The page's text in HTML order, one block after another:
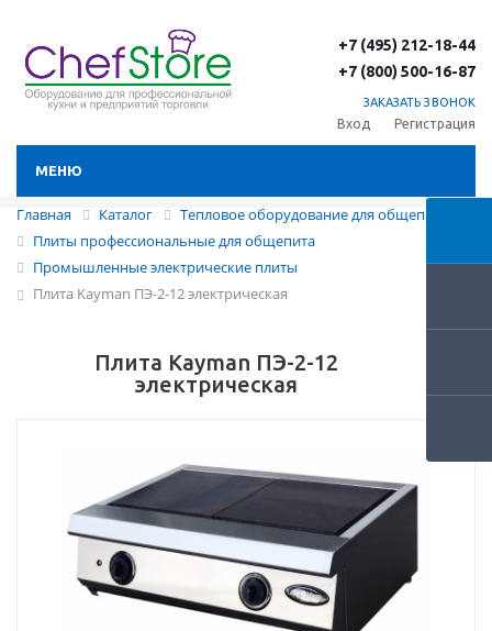
+7 (495) 212-18-44
+7 (800) 500-16-87
ЗАКАЗАТЬ ЗВОНОК
Вход Регистрация
МЕНЮ
Главная Каталог
Тепловое оборудование для общепита
Плиты профессиональные для общепита
Промышленные электрические плиты
Плита Kayman ПЭ-2-12 электрическая
Плита Kayman ПЭ-2-12
электрическая